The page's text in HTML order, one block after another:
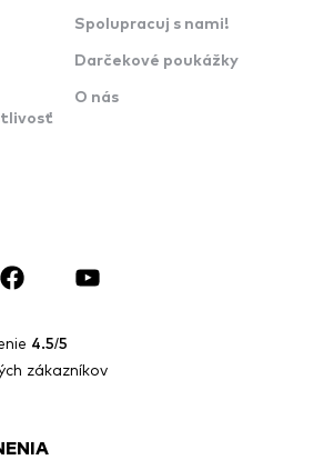
Spolupracuj s nami!
Darčekové poukážky
O nás
4.5/5
zákazníkov